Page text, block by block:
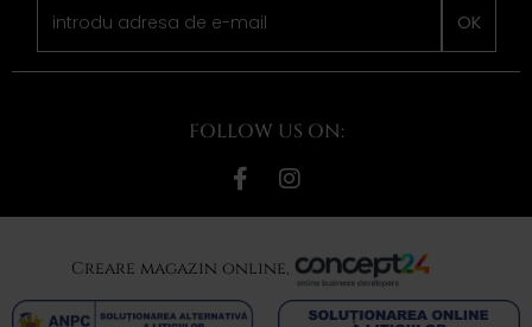
OK
FOLLOW US ON:
Creare magazin online,